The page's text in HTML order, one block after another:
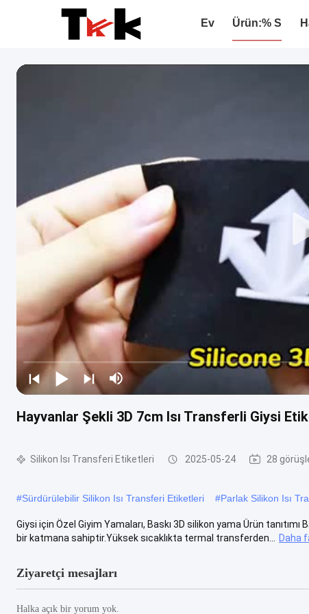
Ev Ürün:% S
Hayvanlar Şekli 3D 7cm Isı Transferli Giysi
Silikon Isı Transferi Etiketleri 2025-05-24 28
#Sürdürülebilir Silikon Isı Transferi Etiketleri #Parlak Silikon Isı
Giysi için Özel Giyim Yamaları, Baskı 3D silikon yama Ürün
bir katmana sahiptir.Yüksek sıcaklıkta termal transferden...
Daha
Ziyaretçi mesajları
Halka açık bir yorum yok.